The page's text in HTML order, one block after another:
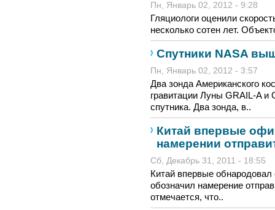
Пн, Январь 02, 2012 - 9:28
Гляциологи оценили
несколько сотен лет.
Спутники NASA
Пн, Январь 02, 2012 - 3:57
Два зонда Американского
гравитации Луны GRAIL-A и
спутника. Два зонда, в..
Китай впервые
намерении
Сб, Декабрь 31, 2011 - 18:55
Китай впервые
обозначил намерение
отмечается, что..